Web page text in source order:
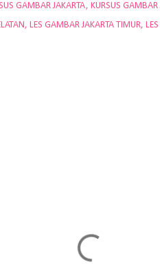
GAMBAR JAKARTA KURSUS GAMBAR
LES GAMBAR JAKARTA TIMUR